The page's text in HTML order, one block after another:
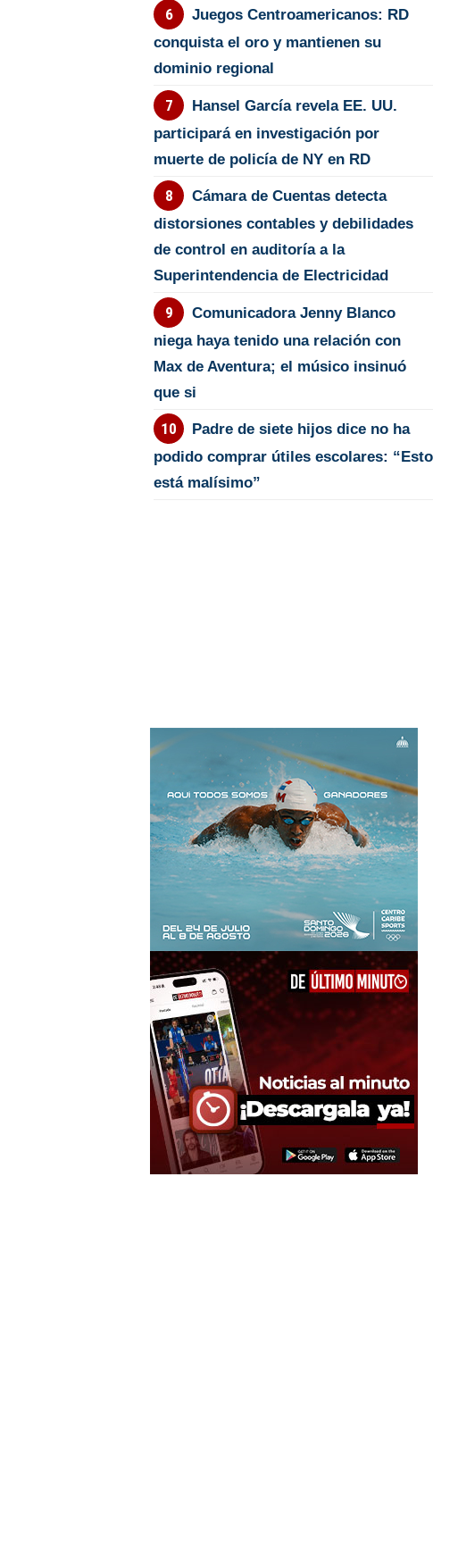
Juegos Centroamericanos: RD
conquista el oro y mantienen su
dominio regional
Hansel García revela EE. UU.
participará en investigación por
muerte de policía de NY en RD
Cámara de Cuentas detecta
distorsiones contables y debilidades
de control en auditoría a la
Superintendencia de Electricidad
Comunicadora Jenny Blanco
niega haya tenido una relación con
Max de Aventura; el músico insinuó
que si
Padre de siete hijos dice no ha
podido comprar útiles escolares: “Esto
está malísimo”